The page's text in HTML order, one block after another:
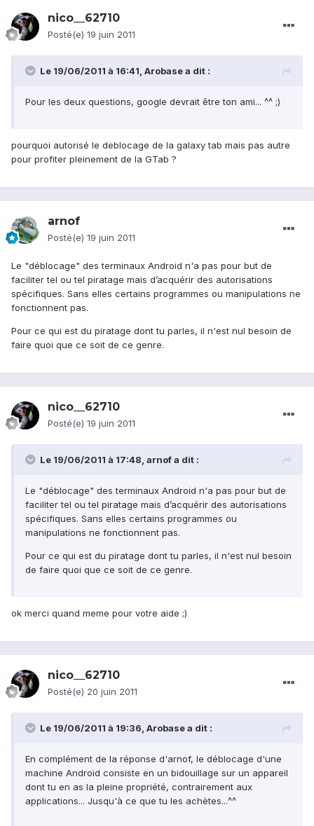
nico__62710
Posté(e) 19 juin 2011
Le 19/06/2011 à 16:41, Arobase a dit :
Pour les deux questions, google devrait être ton ami... ^^ ;)
pourquoi autorisé le deblocage de la galaxy tab mais pas autre
pour profiter pleinement de la GTab ?
arnof
Posté(e) 19 juin 2011
Le "déblocage" des terminaux Android n'a pas pour but de
faciliter tel ou tel piratage mais d’acquérir des autorisations
spécifiques. Sans elles certains programmes ou manipulations ne
fonctionnent pas.
Pour ce qui est du piratage dont tu parles, il n'est nul besoin de
faire quoi que ce soit de ce genre.
nico__62710
Posté(e) 19 juin 2011
Le 19/06/2011 à 17:48, arnof a dit :
Le "déblocage" des terminaux Android n'a pas pour but de
faciliter tel ou tel piratage mais d’acquérir des autorisations
spécifiques. Sans elles certains programmes ou
manipulations ne fonctionnent pas.
Pour ce qui est du piratage dont tu parles, il n'est nul besoin
de faire quoi que ce soit de ce genre.
ok merci quand meme pour votre aide ;)
nico__62710
Posté(e) 20 juin 2011
Le 19/06/2011 à 19:36, Arobase a dit :
En complément de la réponse d'arnof, le déblocage d'une
machine Android consiste en un bidouillage sur un appareil
dont tu en as la pleine propriété, contrairement aux
applications... Jusqu'à ce que tu les achètes...^^